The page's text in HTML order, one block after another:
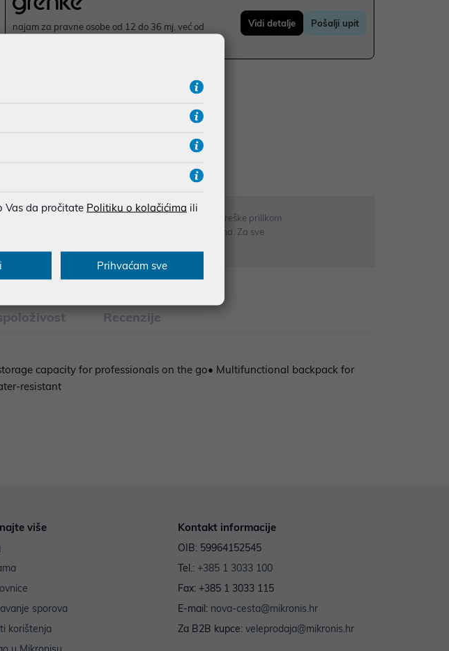
najam za pravne osobe od 12 do 36 mj. već od Vidi detalje Pošalji upit
BESPLATNA DOSTAVA ZA NARUDŽBE IZNAD 66,36€
eventualne pogreške nastale u opisu proizvoda, greške prilikom
te ne moraju u potpunosti odgovarati artiklima. Za sve
Recenzije
capacity for professionals on the go• Multifunctional backpack for
resistant
više
sporova
korištenja
Kontakt informacije
OIB: 59964152545
Tel.: +385 1 3033 100
Fax: +385 1 3033 115
E-mail: nova-cesta@mikronis.hr
Za B2B kupce: veleprodaja@mikronis.hr
Vas da pročitate Politiku o kolačićima ili
Prihvaćam sve